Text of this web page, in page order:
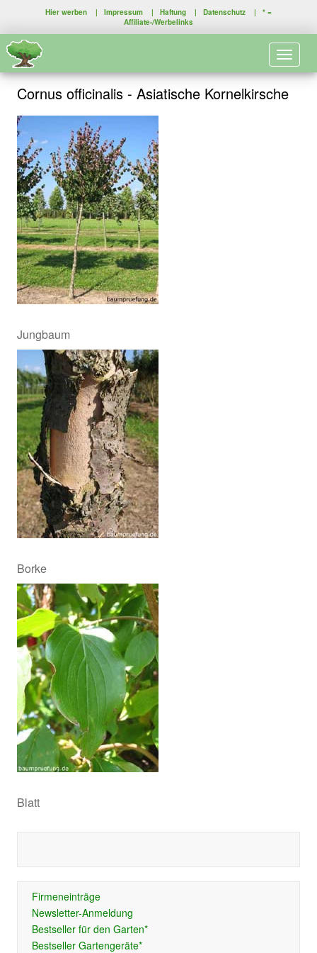
Hier werben | Impressum | Haftung | Datenschutz | * =
Affiliate-/Werbelinks
Cornus officinalis - Asiatische Kornelkirsche
Jungbaum
Borke
Blatt
Firmeneinträge
Newsletter-Anmeldung
Bestseller für den Garten*
Bestseller Gartengeräte*